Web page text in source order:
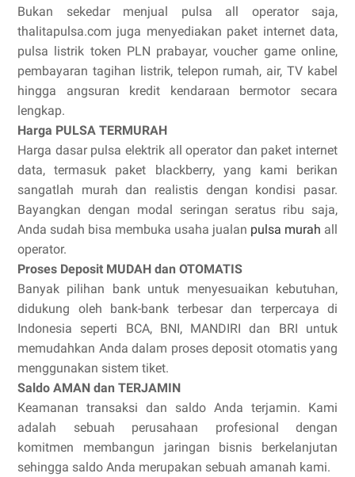
Bukan sekedar menjual pulsa all operator saja,
thalitapulsa.com juga menyediakan paket internet data,
pulsa listrik token PLN prabayar, voucher game online,
pembayaran tagihan listrik, telepon rumah, air, TV kabel
hingga angsuran kredit kendaraan bermotor secara
lengkap.
Harga PULSA TERMURAH
Harga dasar pulsa elektrik all operator dan paket internet
data, termasuk paket blackberry, yang kami berikan
sangatlah murah dan realistis dengan kondisi pasar.
Bayangkan dengan modal seringan seratus ribu saja,
Anda sudah bisa membuka usaha jualan pulsa murah all
operator.
Proses Deposit MUDAH dan OTOMATIS
Banyak pilihan bank untuk menyesuaikan kebutuhan,
didukung oleh bank-bank terbesar dan terpercaya di
Indonesia seperti BCA, BNI, MANDIRI dan BRI untuk
memudahkan Anda dalam proses deposit otomatis yang
menggunakan sistem tiket.
Saldo AMAN dan TERJAMIN
Keamanan transaksi dan saldo Anda terjamin. Kami
adalah sebuah perusahaan profesional dengan
komitmen membangun jaringan bisnis berkelanjutan
sehingga saldo Anda merupakan sebuah amanah kami.